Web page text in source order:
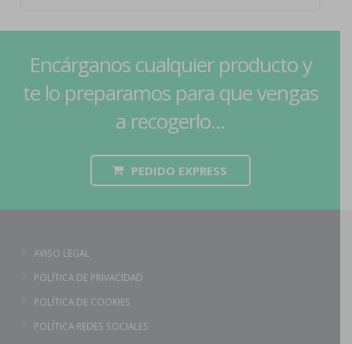
Encárganos cualquier producto y
te lo preparamos para que vengas
a recogerlo...
PEDIDO EXPRESS
AVISO LEGAL
POLÍTICA DE PRIVACIDAD
POLÍTICA DE COOKIES
POLÍTICA REDES SOCIALES